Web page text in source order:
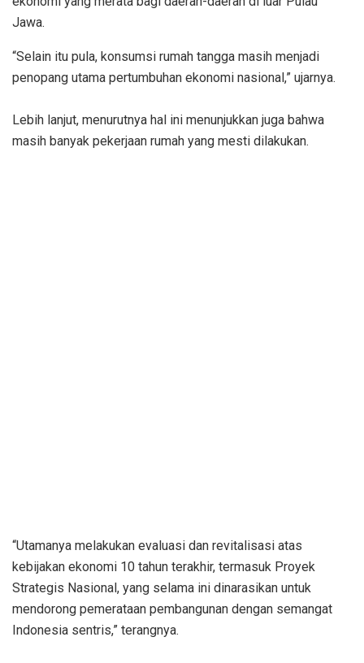
Jawa.
“Selain itu pula, konsumsi rumah tangga masih menjadi
penopang utama pertumbuhan ekonomi nasional,” ujarnya.
Lebih lanjut, menurutnya hal ‎ini menunjukkan juga bahwa
masih banyak pekerjaan rumah yang mesti dilakukan.
“Utamanya melakukan evaluasi dan revitalisasi atas
kebijakan ekonomi 10 tahun terakhir, termasuk Proyek
Strategis Nasional, yang selama ini dinarasikan untuk
mendorong pemerataan pembangunan dengan semangat
Indonesia sentris,” terangnya.